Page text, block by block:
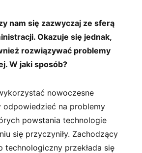
nam się zazwyczaj ze sferą
Okazuje się jednak,
rozwiązywać problemy
W jaki sposób?
nowoczesne
odpowiedzieć na problemy
powstania technologie
się przyczyniły. Zachodzący
technologiczny przekłada się